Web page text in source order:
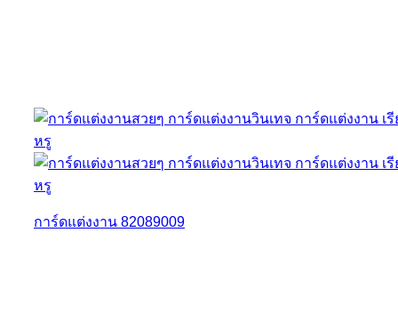
การ์ดแต่งงาน 82089009